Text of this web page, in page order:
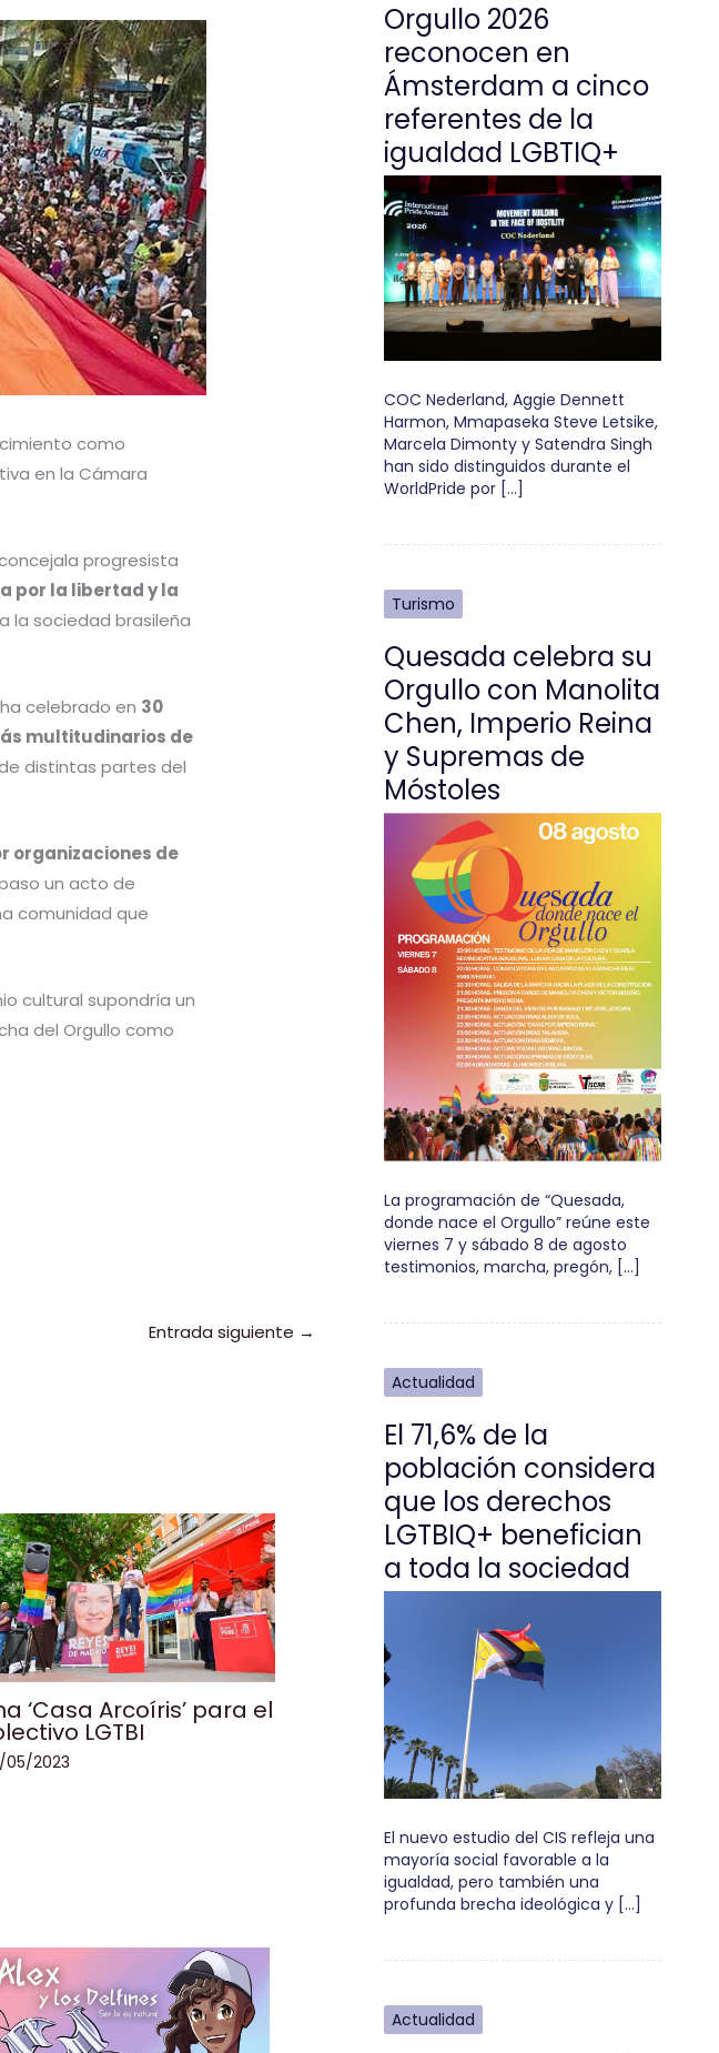
como
en la Cámara
progresista
por la libertad y la
a la sociedad brasileña
ha celebrado en 30
multitudinarios de
distintas partes del
organizaciones de
un acto de
comunidad que
cultural supondría un
del Orgullo como
Entrada siguiente →
‘Casa Arcoíris’ para el
LGTBI
2023
Orgullo 2026
reconocen en
Ámsterdam a cinco
referentes de la
igualdad LGBTIQ+
COC Nederland, Aggie Dennett
Harmon, Mmapaseka Steve Letsike,
Marcela Dimonty y Satendra Singh
han sido distinguidos durante el
WorldPride por […]
Turismo
Quesada celebra su
Orgullo con Manolita
Chen, Imperio Reina
y Supremas de
Móstoles
La programación de “Quesada,
donde nace el Orgullo” reúne este
viernes 7 y sábado 8 de agosto
testimonios, marcha, pregón, […]
Actualidad
El 71,6% de la
población considera
que los derechos
LGTBIQ+ benefician
a toda la sociedad
El nuevo estudio del CIS refleja una
mayoría social favorable a la
igualdad, pero también una
profunda brecha ideológica y […]
Actualidad